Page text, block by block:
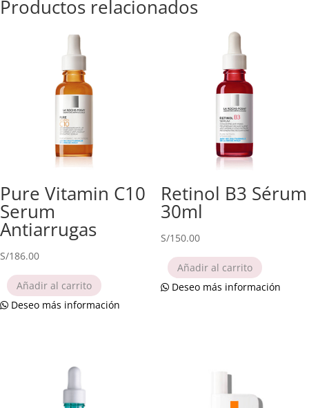
Productos relacionados
Pure Vitamin C10
Serum
Antiarrugas
S/186.00
Añadir al carrito
Deseo más información
Retinol B3 Sérum
30ml
S/150.00
Añadir al carrito
Deseo más información